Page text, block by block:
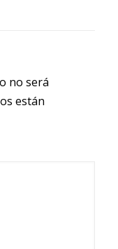
no será
están